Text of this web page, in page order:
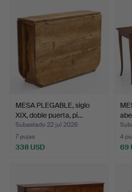
MESA PLEGABLE, siglo
XIX, doble puerta, pi…
Subastado 22 jul 2026
7 pujas
338 USD
4
69